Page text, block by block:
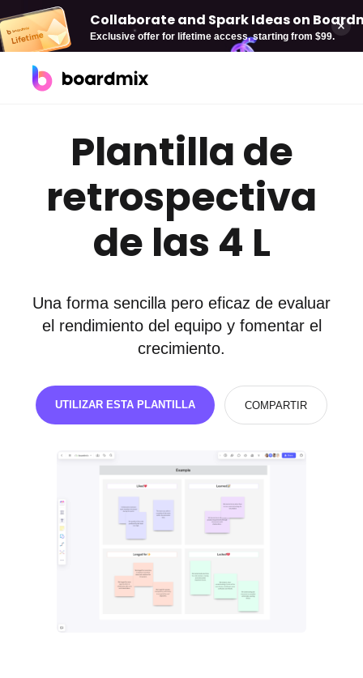
Collaborate and Spark Ideas on
Exclusive offer for lifetime access, starting from $99.
Pizarra online
Diagramación
Gestión de proyectos
Desarrollo de producto
AI Mind Map
AI Flowchart
Get 80% OFF
Plantillas
Centro de ayuda
Qué hay de nuevo
Plantilla de
retrospectiva
de las 4 L
Una forma sencilla pero eficaz de evaluar
el rendimiento del equipo y fomentar el
crecimiento.
UTILIZAR ESTA PLANTILLA COMPARTIR